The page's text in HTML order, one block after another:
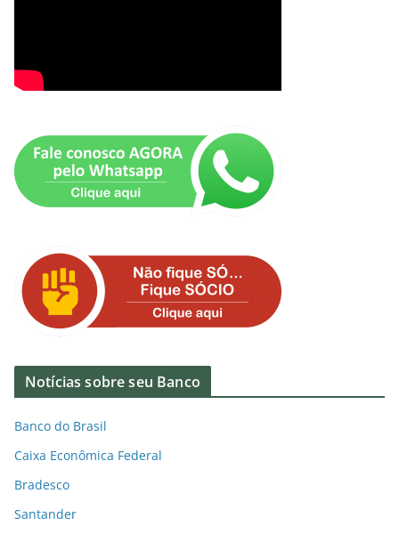
Notícias sobre seu Banco
Banco do Brasil
Caixa Econômica Federal
Bradesco
Santander